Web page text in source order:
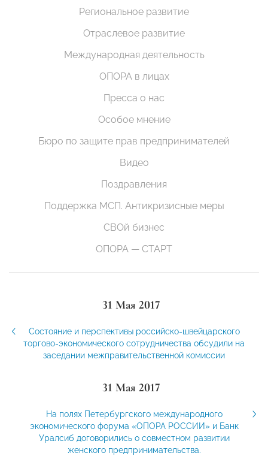
Региональное развитие
Отраслевое развитие
Международная деятельность
ОПОРА в лицах
Пресса о нас
Особое мнение
Бюро по защите прав предпринимателей
Видео
Поздравления
Поддержка МСП. Антикризисные меры
СВОй бизнес
ОПОРА — СТАРТ
31 Мая 2017
Состояние и перспективы российско-швейцарского
торгово-экономического сотрудничества обсудили на
заседании межправительственной комиссии
31 Мая 2017
На полях Петербургского международного
экономического форума «ОПОРА РОССИИ» и Банк
Уралсиб договорились о совместном развитии
женского предпринимательства.